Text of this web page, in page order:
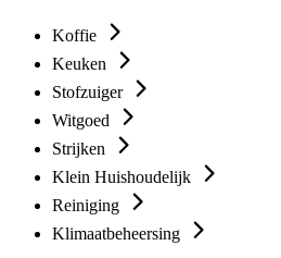
Koffie
Keuken
Stofzuiger
Witgoed
Strijken
Klein Huishoudelijk
Reiniging
Klimaatbeheersing